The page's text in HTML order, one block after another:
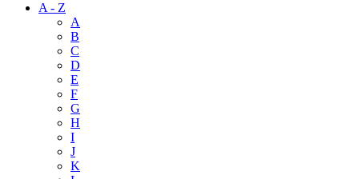
A - Z
A
B
C
D
E
F
G
H
I
J
K